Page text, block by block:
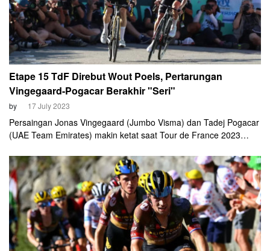
Etape 15 TdF Direbut Wout Poels, Pertarungan
Vingegaard-Pogacar Berakhir "Seri"
by 17 July 2023
Persaingan Jonas Vingegaard (Jumbo Visma) dan Tadej Pogacar
(UAE Team Emirates) makin ketat saat Tour de France 2023
bersaing merebutkan jersey kuning Tour de France itu terpaut 10
detik. Etape ke-15 sendiri menjadi milik pembalap asal Belanda,
Wout Poels.